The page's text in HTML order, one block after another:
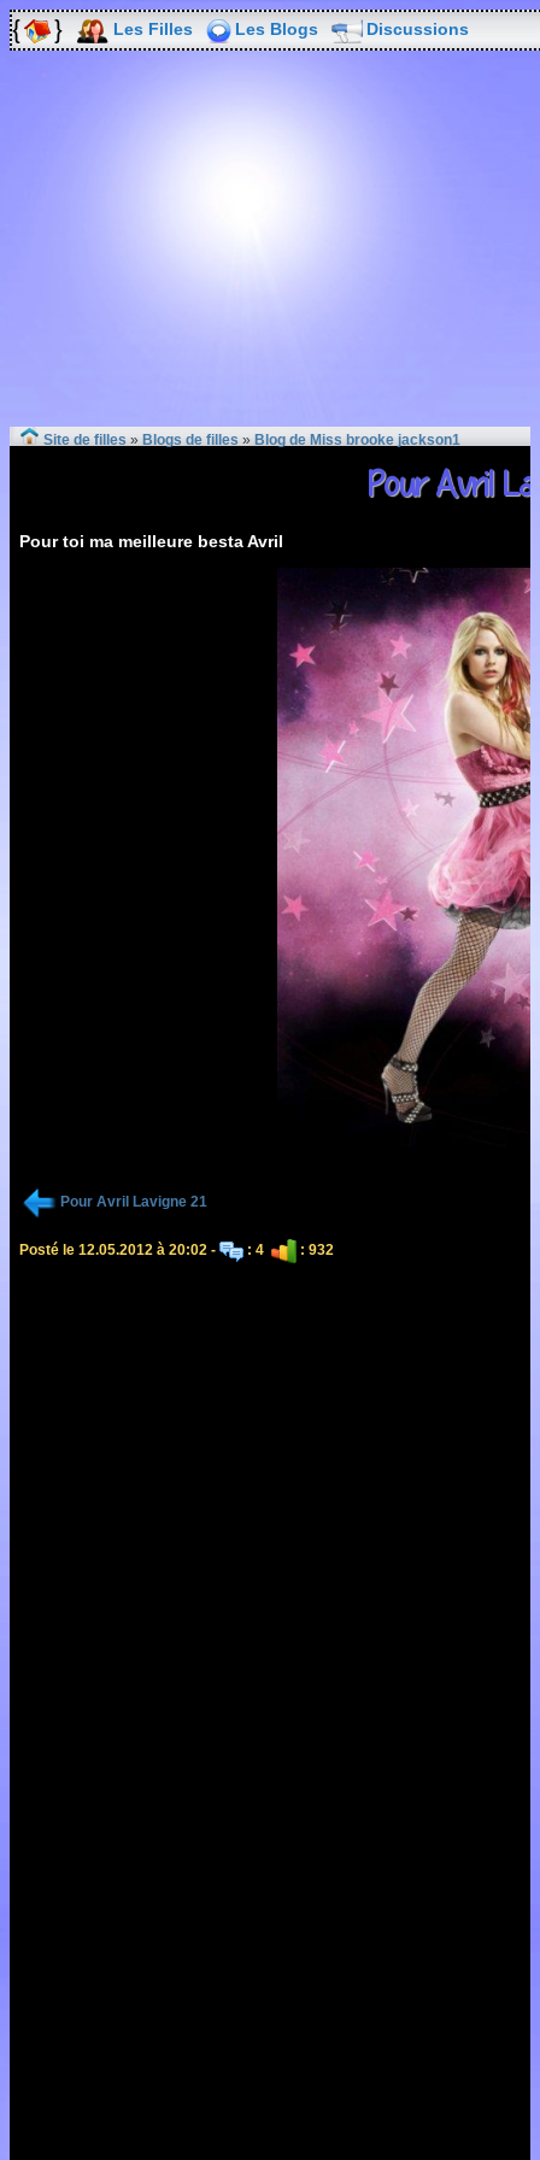
Les Filles Les Blogs Discussions
Site de filles » Blogs de filles » Blog de Miss brooke jackson1
Pour Avril
Pour toi ma meilleure besta Avril
Pour Avril Lavigne 21
Posté le 12.05.2012 à 20:02 - : 4 : 932